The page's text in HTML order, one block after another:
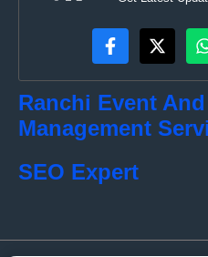
Ranchi Event
Management
SEO Expert